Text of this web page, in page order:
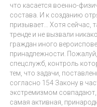
что касается военно-
состава. И к созданию
призывает… Хотя сейчас,
тренде и не вызвали
граждан иного
принадлежности.
спецслужб, контроль
тем, что задачи,
согласно 154 Закону в
экстремизмом
самая активная,